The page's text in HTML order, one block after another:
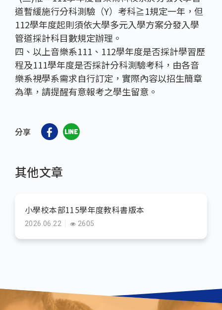
道暫緩施行分科測驗（Y）考科≧1規定一年，但
112學年度起則須依大學多元入學方案分發入學
管道採計科目數規定辦理。
四、以上音樂系111、112學年度是否採計學習歷
程及111學年度是否採計分科測驗考科，由各音
樂系視學系需求自行訂定，實際內容以招生簡章
為準，請提醒有意報考之學生留意。
分享
其他文章
小學校本部115學年度教科書版本
2026.06.22 2605